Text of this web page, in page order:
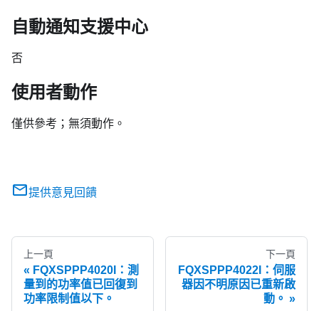
自動通知支援中心
否
使用者動作
僅供參考；無須動作。
提供意見回饋
上一頁
FQXSPPP4020I：測
量到的功率值已回復到
功率限制值以下。
下一頁
FQXSPPP4022I：伺服
器因不明原因已重新啟
動。